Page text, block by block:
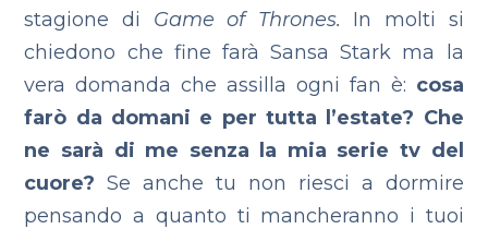
stagione di Game of Thrones. In molti si
chiedono che fine farà Sansa Stark ma la
vera domanda che assilla ogni fan è: cosa
farò da domani e per tutta l’estate? Che
ne sarà di me senza la mia serie tv del
cuore? Se anche tu non riesci a dormire
pensando a quanto ti mancheranno i tuoi